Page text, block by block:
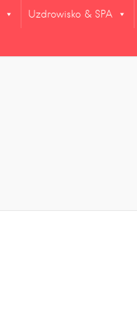
Uzdrowisko & SPA